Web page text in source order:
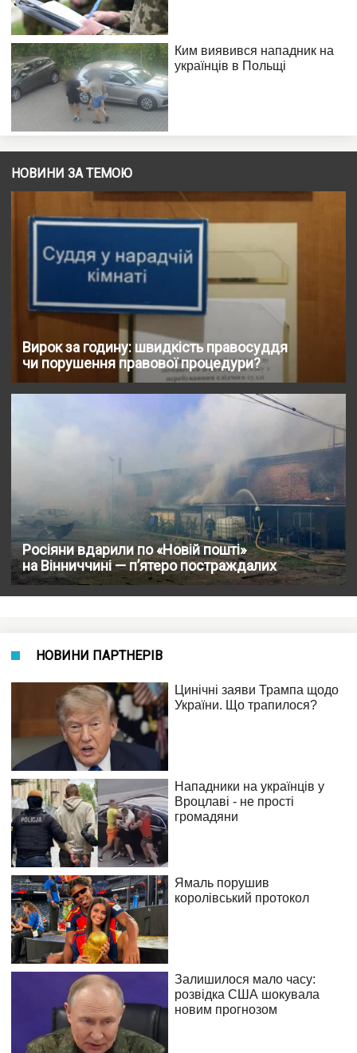
НОВИНИ ЗА ТЕМОЮ
Вирок за годину: швидкість правосуддя
чи порушення правової процедури?
Росіяни вдарили по «Новій пошті»
на Вінниччині — п’ятеро постраждалих
НОВИНИ ПАРТНЕРІВ